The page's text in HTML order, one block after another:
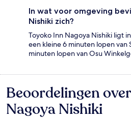
In wat voor omgeving
Nishiki zich?
Toyoko Inn Nagoya Nishiki ligt
een kleine 6 minuten lopen van
minuten lopen van Osu
Beoordelingen
Beoordelingen
Nagoya Nishiki